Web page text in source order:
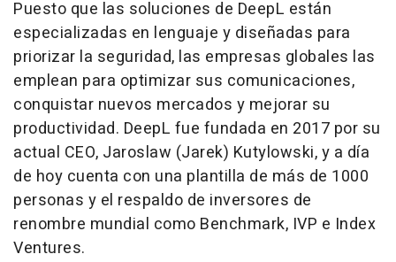
Puesto que las soluciones de DeepL están
especializadas en lenguaje y diseñadas para
priorizar la seguridad, las empresas globales las
emplean para optimizar sus comunicaciones,
conquistar nuevos mercados y mejorar su
productividad. DeepL fue fundada en 2017 por su
actual CEO, Jaroslaw (Jarek) Kutylowski, y a día
de hoy cuenta con una plantilla de más de 1000
personas y el respaldo de inversores de
renombre mundial como Benchmark, IVP e Index
Ventures.